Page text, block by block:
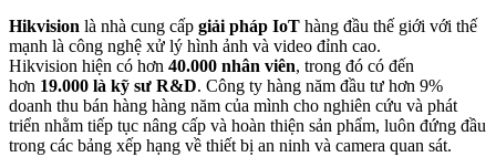
Hikvision là nhà cung cấp giải pháp IoT hàng đầu thế giới với thế
mạnh là công nghệ xử lý hình ảnh và video đỉnh cao.
Hikvision hiện có hơn 40.000 nhân viên, trong đó có đến
hơn 19.000 là kỹ sư R&D. Công ty hàng năm đầu tư hơn 9%
doanh thu bán hàng hàng năm của mình cho nghiên cứu và phát
triển nhằm tiếp tục nâng cấp và hoàn thiện sản phẩm, luôn đứng đầu
trong các bảng xếp hạng về thiết bị an ninh và camera quan sát.